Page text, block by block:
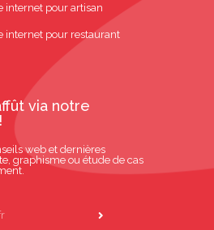
internet pour artisan
internet pour restaurant
via notre
web et dernières
graphisme ou étude de cas